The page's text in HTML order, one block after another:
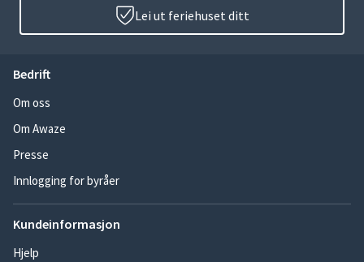
Lei ut feriehuset ditt
Bedrift
Om oss
Om Awaze
Presse
Innlogging for byråer
Kundeinformasjon
Hjelp